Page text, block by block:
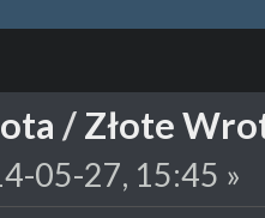
/Złote
05-27, 15:45 »